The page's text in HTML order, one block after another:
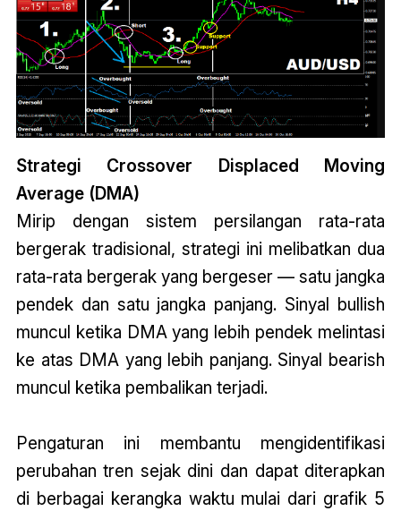
Strategi Crossover Displaced Moving
Average (DMA)
Mirip dengan sistem persilangan rata-rata
bergerak tradisional, strategi ini melibatkan dua
rata-rata bergerak yang bergeser — satu jangka
pendek dan satu jangka panjang. Sinyal bullish
muncul ketika DMA yang lebih pendek melintasi
ke atas DMA yang lebih panjang. Sinyal bearish
muncul ketika pembalikan terjadi.
Pengaturan ini membantu mengidentifikasi
perubahan tren sejak dini dan dapat diterapkan
di berbagai kerangka waktu mulai dari grafik 5